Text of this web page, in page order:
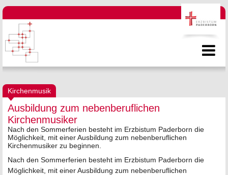
Kirchenmusik
Ausbildung zum nebenberuflichen
Kirchenmusiker
Nach den Sommerferien besteht im Erzbistum Paderborn die
Möglichkeit, mit einer Ausbildung zum nebenberuflichen
Kirchenmusiker zu beginnen.
Nach den Sommerferien besteht im Erzbistum Paderborn die
Möglichkeit, mit einer Ausbildung zum nebenberuflichen